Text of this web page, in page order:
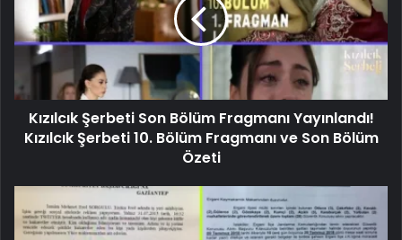
Kızılcık Şerbeti Son Bölüm Fragmanı Yayınlandı!
Kızılcık Şerbeti 10. Bölüm Fragmanı ve Son Bölüm
Özeti